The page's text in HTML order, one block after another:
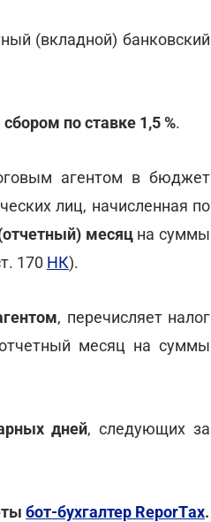
(вкладной) банковский
по ставке 1,5 %.
агентом в бюджет
лиц, начисленная по
месяцна суммы
170 НК).
, перечисляет налог
месяц на суммы
дней, следующих за
бот-бухгалтер ReporTах.